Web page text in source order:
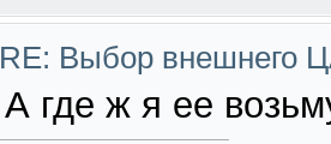
RE: Выбор внешнего
А где ж я ее